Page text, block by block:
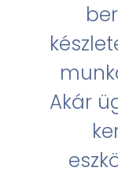
Akár